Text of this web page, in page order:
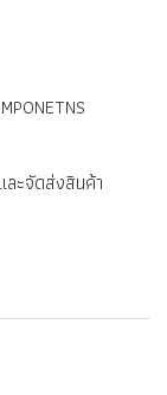
ละจัดส่งสินค้า